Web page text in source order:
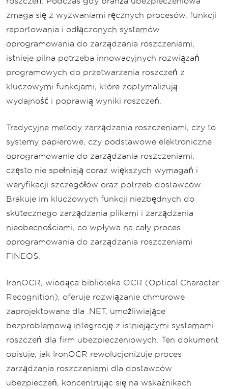
zmaga się z wyzwaniami ręcznych procesów, funkcji
raportowania i odłączonych systemów
oprogramowania do zarządzania roszczeniami,
istnieje pilna potrzeba innowacyjnych rozwiązań
programowych do przetwarzania roszczeń z
kluczowymi funkcjami, które zoptymalizują
wydajność i poprawią wyniki roszczeń.
Tradycyjne metody zarządzania roszczeniami, czy to
systemy papierowe, czy podstawowe elektroniczne
oprogramowanie do zarządzania roszczeniami,
często nie spełniają coraz większych wymagań i
weryfikacji szczegółów oraz potrzeb dostawców.
Brakuje im kluczowych funkcji niezbędnych do
skutecznego zarządzania plikami i zarządzania
nieobecnościami, co wpływa na cały proces
oprogramowania do zarządzania roszczeniami
FINEOS.
IronOCR, wiodąca biblioteka OCR (Optical Character
Recognition), oferuje rozwiązanie chmurowe
zaprojektowane dla .NET, umożliwiające
bezproblemową integrację z istniejącymi systemami
roszczeń dla firm ubezpieczeniowych. Ten dokument
opisuje, jak IronOCR rewolucjonizuje proces
zarządzania roszczeniami dla dostawców
ubezpieczeń, koncentrując się na wskaźnikach